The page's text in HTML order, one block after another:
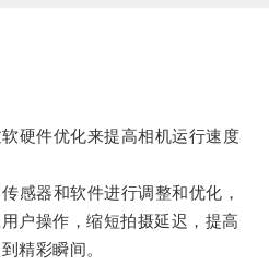
件优化来提高相机运行速度
器和软件进行调整和优化，
户操作，缩短拍摄延迟，提高
精彩瞬间。